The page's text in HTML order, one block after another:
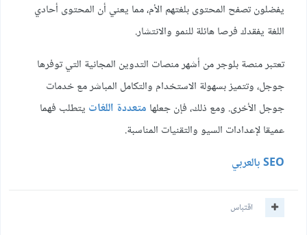
يفضلون تصفح المحتوى بلغتهم الأم، مما يعني أن المحتوى أحادي
اللغة يفقدك فرصا هائلة للنمو والانتشار.
تعتبر منصة بلوجر من أشهر منصات التدوين المجانية التي توفرها
جوجل، وتتميز بسهولة الاستخدام والتكامل المباشر مع خدمات
جوجل الأخرى. ومع ذلك، فإن جعلها متعددة اللغات يتطلب فهما
عميقا لإعدادات السيو والتقنيات المناسبة.
SEO بالعربي
اقتباس